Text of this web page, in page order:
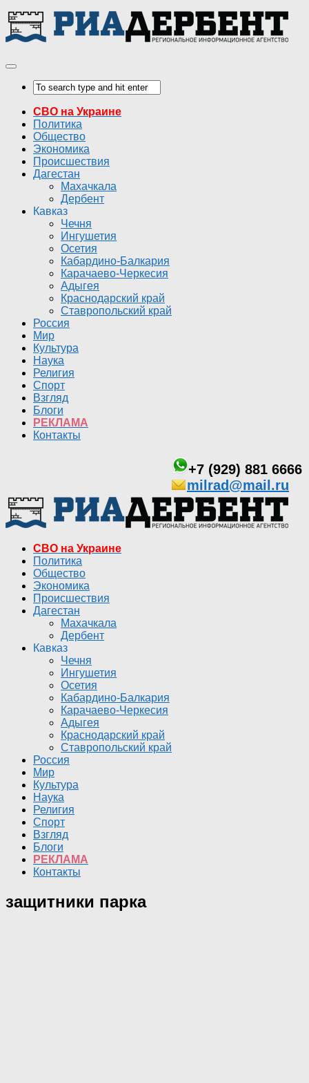
СВО на Украине
Политика
Общество
Экономика
Происшествия
Дагестан
Махачкала
Дербент
Кавказ
Чечня
Ингушетия
Осетия
Кабардино-Балкария
Карачаево-Черкесия
Адыгея
Краснодарский край
Ставропольский край
Россия
Мир
Культура
Наука
Религия
Спорт
Взгляд
Блоги
РЕКЛАМА
Контакты
+7 (929) 881 6666
milrad@mail.ru
СВО на Украине
Политика
Общество
Экономика
Происшествия
Дагестан
Махачкала
Дербент
Кавказ
Чечня
Ингушетия
Осетия
Кабардино-Балкария
Карачаево-Черкесия
Адыгея
Краснодарский край
Ставропольский край
Россия
Мир
Культура
Наука
Религия
Спорт
Взгляд
Блоги
РЕКЛАМА
Контакты
защитники парка